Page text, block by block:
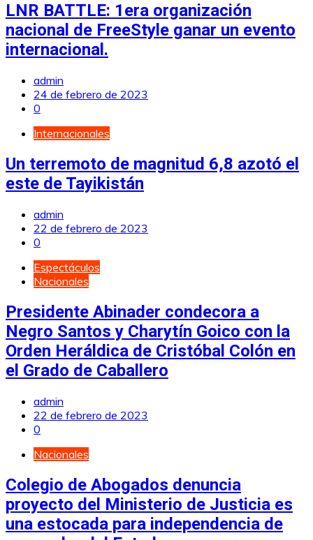
LNR BATTLE: 1era organización
nacional de FreeStyle ganar un evento
internacional.
admin
24 de febrero de 2023
0
Internacionales
Un terremoto de magnitud 6,8 azotó el
este de Tayikistán
admin
22 de febrero de 2023
0
Espectáculos
Nacionales
Presidente Abinader condecora a
Negro Santos y Charytín Goico con la
Orden Heráldica de Cristóbal Colón en
el Grado de Caballero
admin
22 de febrero de 2023
0
Nacionales
Colegio de Abogados denuncia
proyecto del Ministerio de Justicia es
una estocada para independencia de